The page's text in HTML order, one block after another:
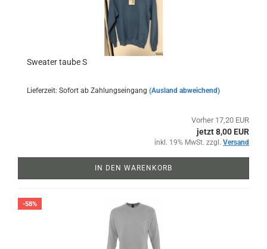
Sweater taube S
Lieferzeit: Sofort ab Zahlungseingang (Ausland abweichend)
Vorher 17,20 EUR
jetzt 8,00 EUR
inkl. 19% MwSt. zzgl. Versand
IN DEN WARENKORB
-58%